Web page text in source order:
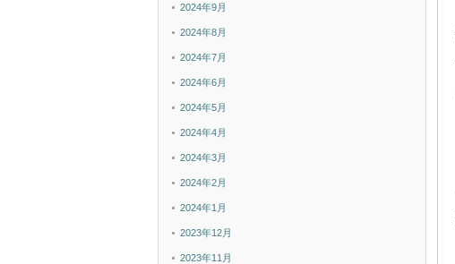
2024年9月
2024年8月
2024年7月
2024年6月
2024年5月
2024年4月
2024年3月
2024年2月
2024年1月
2023年12月
2023年11月